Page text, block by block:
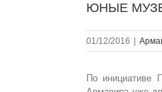
ЮНЫЕ
01/12/2016
По инициативе